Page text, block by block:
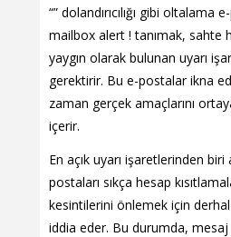
“” dolandırıcılığı gibi oltalama
mailbox alert ! tanımak, sahte
yaygın olarak bulunan uyarı
gerektirir. Bu e-postalar ikna
zaman gerçek amaçlarını
içerir.
En açık uyarı işaretlerinden
postaları sıkça hesap
kesintilerini önlemek için
iddia eder. Bu durumda,